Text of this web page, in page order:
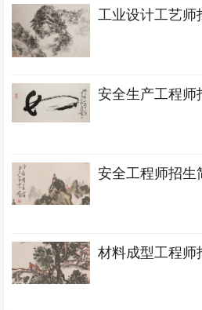
工业设计工艺师
安全生产工程师
安全工程师招生
材料成型工程师